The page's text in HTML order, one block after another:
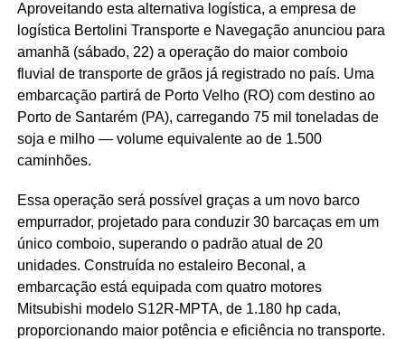
Aproveitando esta alternativa logística, a empresa de
logística Bertolini Transporte e Navegação anunciou para
amanhã (sábado, 22) a operação do maior comboio
fluvial de transporte de grãos já registrado no país. Uma
embarcação partirá de Porto Velho (RO) com destino ao
Porto de Santarém (PA), carregando 75 mil toneladas de
soja e milho — volume equivalente ao de 1.500
caminhões.
Essa operação será possível graças a um novo barco
empurrador, projetado para conduzir 30 barcaças em um
único comboio, superando o padrão atual de 20
unidades. Construída no estaleiro Beconal, a
embarcação está equipada com quatro motores
Mitsubishi modelo S12R-MPTA, de 1.180 hp cada,
proporcionando maior potência e eficiência no transporte.